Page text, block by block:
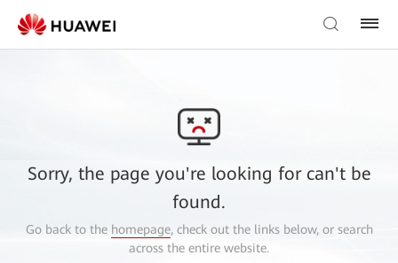
Sorry, the page you're looking for can't be
found.
Go back to the homepage, check out the links below, or search
across the entire website.